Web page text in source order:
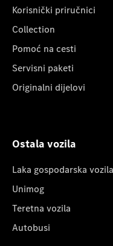
Korisnički priručnici
Collection
Pomoć na cesti
Servisni paketi
Originalni dijelovi
Ostala vozila
Laka gospodarska vozila
Unimog
Teretna vozila
Autobusi